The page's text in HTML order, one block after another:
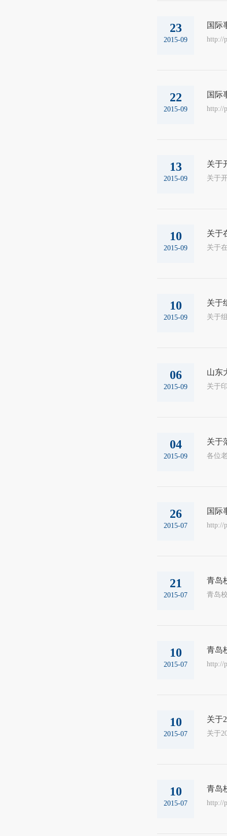
23
2015-09
国际
http://
22
2015-09
国际
http://
13
2015-09
关于
10
2015-09
关于
10
2015-09
关于
06
2015-09
山东
04
2015-09
关于
各位
26
2015-07
国际
http://
21
2015-07
青岛
青岛
10
2015-07
青岛
http://
10
2015-07
关于
关于
10
2015-07
青岛
http://